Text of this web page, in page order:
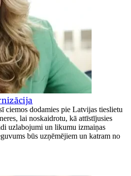
ciemos dodamies pie Latvijas tieslietu
lai noskaidrotu, kā attīstījusies
uzlabojumi un likumu izmaiņas
būs uzņēmējiem un katram no